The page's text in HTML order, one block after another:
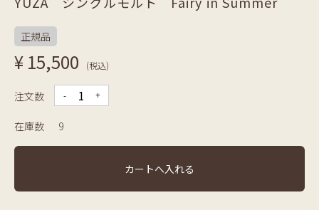
正規品
¥ 15,500 (税込)
注文数 - +
在庫数 9
カートへ入れる